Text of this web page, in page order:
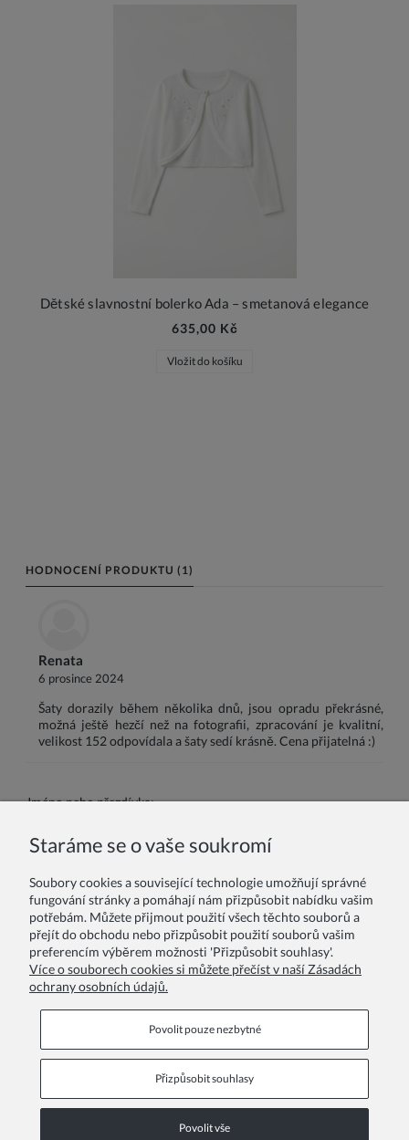
Dětské slavnostní bolerko Ada – smetanová elegance
635,00 Kč
Vložit do košíku
HODNOCENÍ PRODUKTU (1)
Renata
6 prosince 2024
Šaty dorazily během několika dnů, jsou opradu překrásné,
možná ještě hezčí než na fotografii, zpracování je kvalitní,
velikost 152 odpovídala a šaty sedí krásně. Cena přijatelná :)
Jméno nebo přezdívka:
Informační stránky
Staráme se o vaše soukromí
Soubory cookies a související technologie umožňují správné
fungování stránky a pomáhají nám přizpůsobit nabídku vašim
potřebám. Můžete přijmout použití všech těchto souborů a
přejít do obchodu nebo přizpůsobit použití souborů vašim
preferencím výběrem možnosti 'Přizpůsobit souhlasy'.
Více o souborech cookies si můžete přečíst v naší Zásadách
ochrany osobních údajů.
Povolit pouze nezbytné
Přizpůsobit souhlasy
Povolit vše